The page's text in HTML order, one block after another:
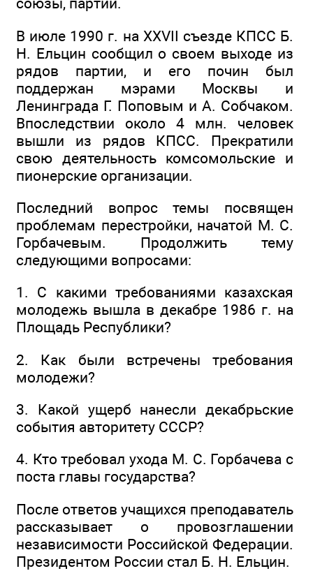
В июле 1990 г. на ХХVII съезде КПСС Б.
Н. Ельцин сообщил о своем выходе из
рядов партии, и его почин был
поддержан мэрами Москвы и
Ленинграда Г. Поповым и А. Собчаком.
Впоследствии около 4 млн. человек
вышли из рядов КПСС. Прекратили
свою деятельность комсомольские и
пионерские организации.
Последний вопрос темы посвящен
проблемам перестройки, начатой М. С.
Горбачевым. Продолжить тему
следующими вопросами:
1. С какими требованиями казахская
молодежь вышла в декабре 1986 г. на
Площадь Республики?
2. Как были встречены требования
молодежи?
3. Какой ущерб нанесли декабрьские
события авторитету СССР?
4. Кто требовал ухода М. С. Горбачева с
поста главы государства?
После ответов учащихся преподаватель
рассказывает о провозглашении
независимости Российской Федерации.
Президентом России стал Б. Н. Ельцин.